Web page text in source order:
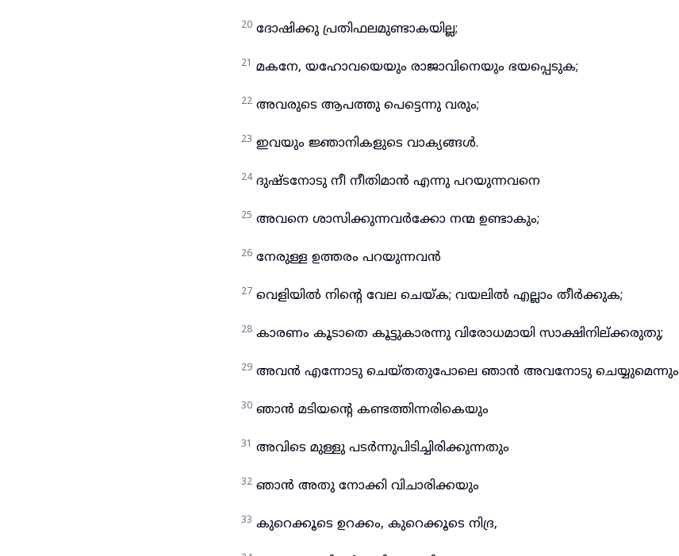
20 ദോഷിക്കു പ്രതിഫലമുണ്ടാകയില്ല;
21 മകനേ, യഹോവയെയും രാജാവിനെയും ഭയപ്പെടുക;
22 അവരുടെ ആപത്തു പെട്ടെന്നു വരും;
23 ഇവയും ജ്ഞാനികളുടെ വാക്യങ്ങൾ.
24 ദുഷ്ടനോടു നീ നീതിമാൻ എന്നു പറയുന്നവനെ
25 അവനെ ശാസിക്കുന്നവർക്കോ നന്മ ഉണ്ടാകും;
26 നേരുള്ള ഉത്തരം പറയുന്നവൻ
27 വെളിയിൽ നിന്റെ വേല ചെയ്ക; വയലിൽ എല്ലാം തീർക്കുക;
28 കാരണം കൂടാതെ കൂട്ടുകാരന്നു വിരോധമായി സാക്ഷിനില്ക്കരുതു;
29 അവൻ എന്നോടു ചെയ്തതുപോലെ ഞാൻ അവനോടു ചെയ്യുമെന്നും
30 ഞാൻ മടിയന്റെ കണ്ടത്തിന്നരികെയും
31 അവിടെ മുള്ളു പടർന്നുപിടിച്ചിരിക്കുന്നതും
32 ഞാൻ അതു നോക്കി വിചാരിക്കയും
33 കുറെക്കൂടെ ഉറക്കം, കുറെക്കൂടെ നിദ്ര,